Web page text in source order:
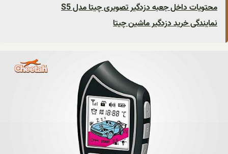
محتویات داخل جعبه دزدگیر تصویری چیتا مدل S5
نمایندگی خرید دزدگیر ماشین چیتا